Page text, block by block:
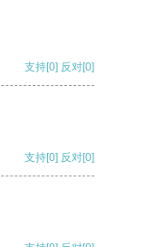
支持[0] 反对[0]
支持[0] 反对[0]